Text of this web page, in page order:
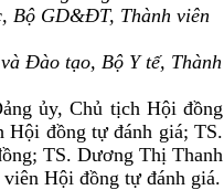
Bộ GD&ĐT, Thành viên
Đào tạo, Bộ Y tế, Thành
ủy, Chủ tịch Hội đồng
đồng tự đánh giá; TS.
TS. Dương Thị Thanh
Hội đồng tự đánh giá.